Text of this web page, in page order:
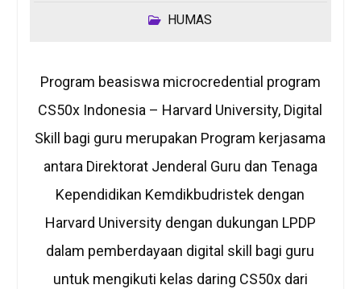
HUMAS
Program beasiswa microcredential program
CS50x Indonesia – Harvard University, Digital
Skill bagi guru merupakan Program kerjasama
antara Direktorat Jenderal Guru dan Tenaga
Kependidikan Kemdikbudristek dengan
Harvard University dengan dukungan LPDP
dalam pemberdayaan digital skill bagi guru
untuk mengikuti kelas daring CS50x dari